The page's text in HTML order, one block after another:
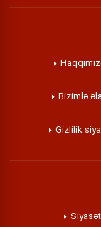
Bizimlə
Gizlilik
Siyasət